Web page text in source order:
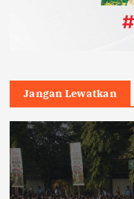
Jangan Lewatkan